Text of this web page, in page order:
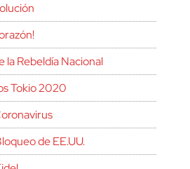
la Rebeldía Nacional
Tokio 2020
de EE.UU.